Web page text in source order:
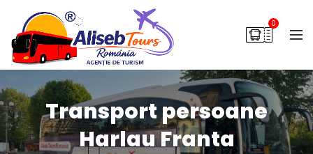
0
Transport persoane
Harlau Franta